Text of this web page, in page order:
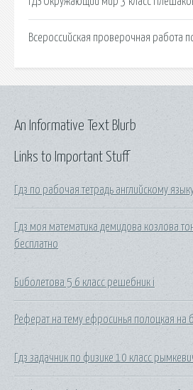
Всероссийская проверочная работа
Links to Important Stuff
Гдз по рабочая тетрадь английскому
Гдз моя математика демидова козлова
бесплатно
Биболетова 5 6 класс решебник i
Реферат на тему ефросинья полоцкая на
Гдз задачник по физике 10 класс
An Informative Text Blurb